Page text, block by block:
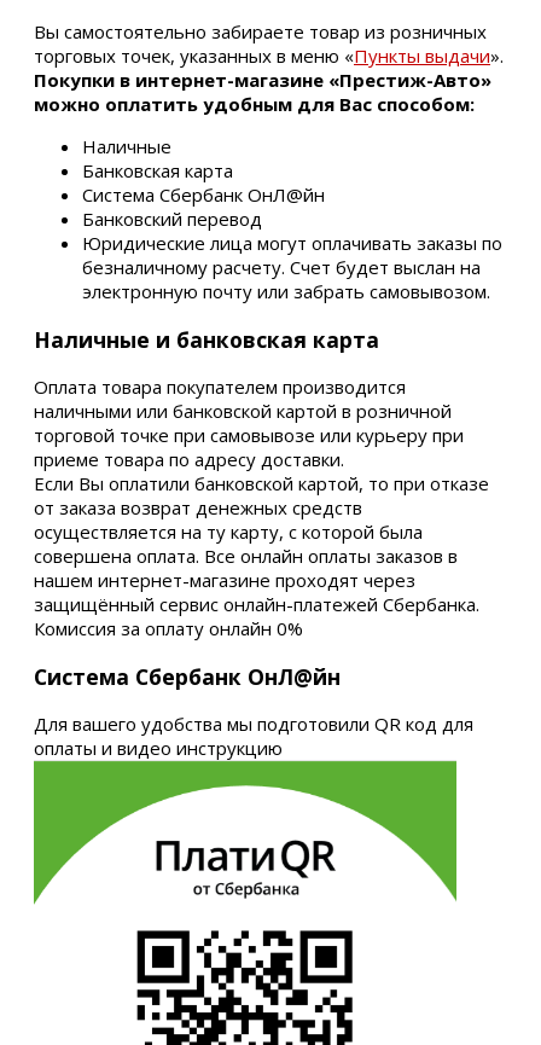
Вы самостоятельно забираете товар из розничных
торговых точек, указанных в меню «Пункты выдачи».
Покупки в интернет-магазине «Престиж-Авто»
можно оплатить удобным для Вас способом:
Наличные
Банковская карта
Система Сбербанк ОнЛ@йн
Банковский перевод
Юридические лица могут оплачивать заказы по
безналичному расчету. Счет будет выслан на
электронную почту или забрать самовывозом.
Наличные и банковская карта
Оплата товара покупателем производится
наличными или банковской картой в розничной
торговой точке при самовывозе или курьеру при
приеме товара по адресу доставки.
Если Вы оплатили банковской картой, то при отказе
от заказа возврат денежных средств
осуществляется на ту карту, с которой была
совершена оплата. Все онлайн оплаты заказов в
нашем интернет-магазине проходят через
защищённый сервис онлайн-платежей Сбербанка.
Комиссия за оплату онлайн 0%
Система Сбербанк ОнЛ@йн
Для вашего удобства мы подготовили QR код для
оплаты и видео инструкцию